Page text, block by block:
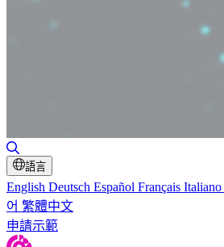
切換搜尋
語言
English Deutsch Español Français Italiano
어 繁體中文
申請示範